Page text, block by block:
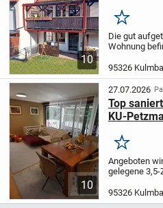
10
Merken
Die gut
Wohnung
gehören 2
Zugang...
95326
10
27.07.2026
Top
KU-
Merken
Angeboten
gelegene 3,5-
Die Wohnung
Stock einer
95326